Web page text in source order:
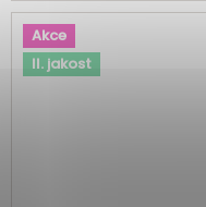
Akce
II. jakost